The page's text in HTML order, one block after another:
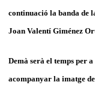
continuació la banda de
Joan Valentí Giménez
Demà serà el temps per
acompanyar la imatge